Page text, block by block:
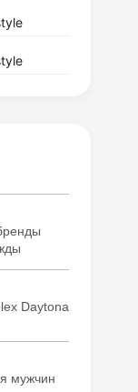
Daytona
мужчин